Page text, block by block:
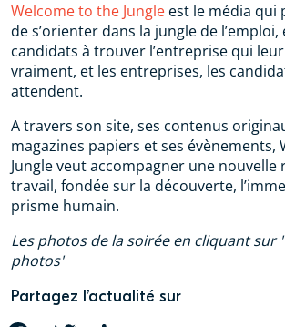
Welcome to the Jungle est le média qui
de s’orienter dans la jungle de
candidats à trouver l’entreprise qui
vraiment, et les entreprises, les
attendent.
A travers son site, ses contenus
magazines papiers et ses évènements,
Jungle veut accompagner une nouvelle
travail, fondée sur la découverte,
prisme humain.
Les photos de la soirée en cliquant sur
photos'
Partagez l’actualité sur